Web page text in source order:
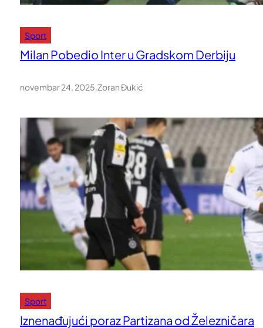
Sport
Milan Pobedio Inter u Gradskom Derbiju
novembar 24, 2025.Zoran Đukić
Sport
Iznenađujući poraz Partizana od Železničara